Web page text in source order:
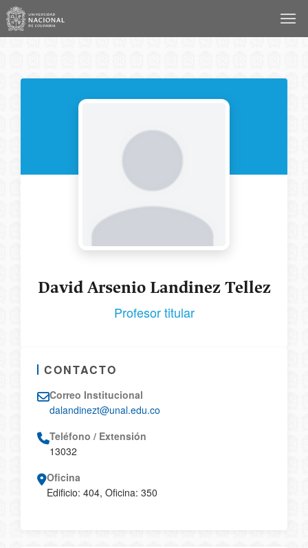
Saltar
contenido
David Arsenio Landinez Tellez
Profesor titular
CONTACTO
Correo Institucional
dalandinezt@unal.edu.co
Teléfono / Extensión
13032
Oficina
Edificio: 404, Oficina: 350